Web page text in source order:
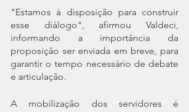
"Estamos à disposição para construir
esse diálogo", afirmou Valdeci,
informando
a importância da
proposição ser enviada em breve, para
garantir o tempo necessário de debate
e articulação.
A mobilização dos servidores é